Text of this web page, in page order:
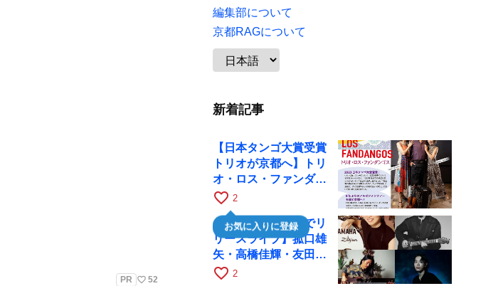
PR favorite_border 52
編集部について
京都RAGについて
新着記事
【日本タンゴ大賞受賞
トリオが京都へ】トリ
オ・ロス・ファンダン
ゴスが10月9日にRAG
で公演
favorite_border 2
お気に入りに登録
【川口千里、京都でリ
リースライブ】菰口雄
矢・高橋佳輝・友田ジ
ュンと9月28日にRAG
favorite_border 2